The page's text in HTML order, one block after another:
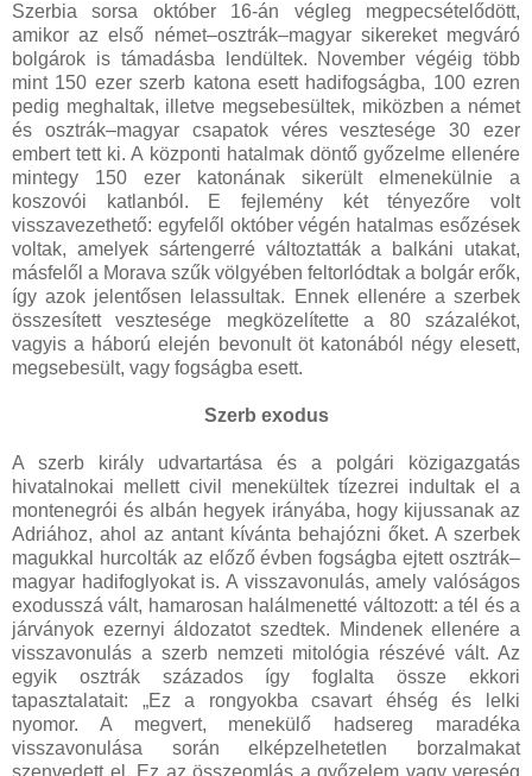
Szerbia sorsa október 16-án végleg megpecsételődött,
amikor az első német–osztrák–magyar sikereket megváró
bolgárok is támadásba lendültek. November végéig több
mint 150 ezer szerb katona esett hadifogságba, 100 ezren
pedig meghaltak, illetve megsebesültek, miközben a német
és osztrák–magyar csapatok véres vesztesége 30 ezer
embert tett ki. A központi hatalmak döntő győzelme ellenére
mintegy 150 ezer katonának sikerült elmenekülnie a
koszovói katlanból. E fejlemény két tényezőre volt
visszavezethető: egyfelől október végén hatalmas esőzések
voltak, amelyek sártengerré változtatták a balkáni utakat,
másfelől a Morava szűk völgyében feltorlódtak a bolgár erők,
így azok jelentősen lelassultak. Ennek ellenére a szerbek
összesített vesztesége megközelítette a 80 százalékot,
vagyis a háború elején bevonult öt katonából négy elesett,
megsebesült, vagy fogságba esett.
Szerb exodus
A szerb király udvartartása és a polgári közigazgatás
hivatalnokai mellett civil menekültek tízezrei indultak el a
montenegrói és albán hegyek irányába, hogy kijussanak az
Adriához, ahol az antant kívánta behajózni őket. A szerbek
magukkal hurcolták az előző évben fogságba ejtett osztrák–
magyar hadifoglyokat is. A visszavonulás, amely valóságos
exodusszá vált, hamarosan halálmenetté változott: a tél és a
járványok ezernyi áldozatot szedtek. Mindenek ellenére a
visszavonulás a szerb nemzeti mitológia részévé vált. Az
egyik osztrák százados így foglalta össze ekkori
tapasztalatait: „Ez a rongyokba csavart éhség és lelki
nyomor. A megvert, menekülő hadsereg maradéka
visszavonulása során elképzelhetetlen borzalmakat
szenvedett el. Ez az összeomlás a győzelem vagy vereség